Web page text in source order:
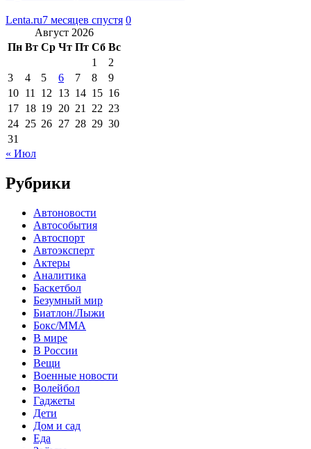
Lenta.ru7 месяцев спустя 0
Август 2026
Пн Вт Ср Чт Пт Сб Вс
1
2
3
4 5 6 7 8
9
10 11 12 13 14 15 16
17 18 19 20 21 22 23
24 25 26 27 28 29 30
31
« Июл
Рубрики
Автоновости
Автособытия
Автоспорт
Автоэксперт
Актеры
Аналитика
Баскетбол
Безумный мир
Биатлон/Лыжи
Бокс/MMA
В мире
В России
Вещи
Военные новости
Волейбол
Гаджеты
Дети
Дом и сад
Еда